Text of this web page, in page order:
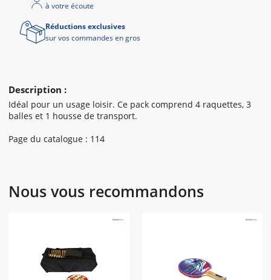
Description :
Idéal pour un usage loisir. Ce pack comprend 4 raquettes, 3
balles et 1 housse de transport.
Page du catalogue : 114
à votre écoute
Réductions exclusives
sur vos commandes en gros
Nous vous recommandons